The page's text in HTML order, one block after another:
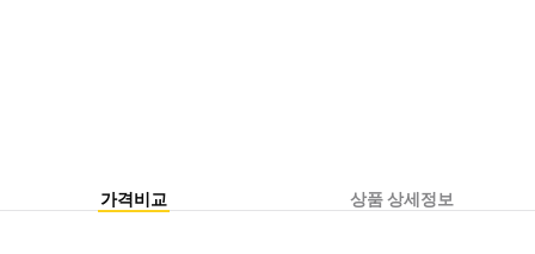
가격비교 상품 상세정보